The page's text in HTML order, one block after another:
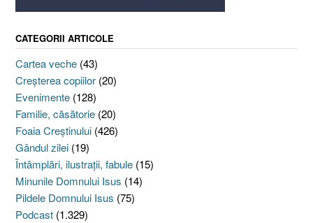
CATEGORII ARTICOLE
Cartea veche (43)
Creşterea copiilor (20)
Evenimente (128)
Familie, căsătorie (20)
Foaia Creştinului (426)
Gândul zilei (19)
Întâmplări, ilustraţii, fabule (15)
Minunile Domnului Isus (14)
Pildele Domnului Isus (75)
Podcast (1.329)